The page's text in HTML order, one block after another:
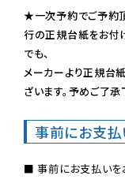
★一次予約でご予約
行の正規台紙をお付
でも、
メーカーより正規台
ざいます。予めご了承
事前にお支払
■ 事前にお支払いを